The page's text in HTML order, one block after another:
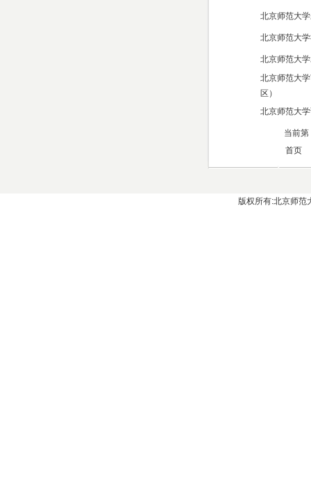
北京师范大
北京师范大
北京师范大
北京师范大
区）
北京师范大
当前第
首页
版权所有:北京师